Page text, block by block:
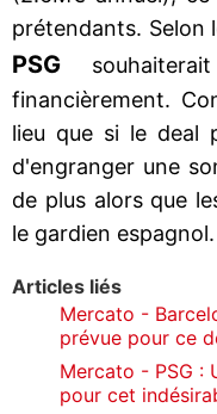
prétendants. Selon
PSG
financièrement.
lieu que si le deal
d'engranger une
de plus alors que
le gardien espagnol.
Articles liés
Mercato -
prévue pour ce
Mercato - PSG :
pour cet